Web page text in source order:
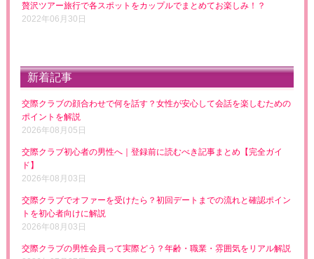
贅沢ツアー旅行で各スポットをカップルでまとめてお楽しみ！？
2022年06月30日
新着記事
交際クラブの顔合わせで何を話す？女性が安心して会話を楽しむための
ポイントを解説
2026年08月05日
交際クラブ初心者の男性へ｜登録前に読むべき記事まとめ【完全ガイ
ド】
2026年08月03日
交際クラブでオファーを受けたら？初回デートまでの流れと確認ポイン
トを初心者向けに解説
2026年08月03日
交際クラブの男性会員って実際どう？年齢・職業・雰囲気をリアル解説